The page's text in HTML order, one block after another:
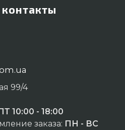
99/4
10:00 - 18:00
заказа: ПН - ВС